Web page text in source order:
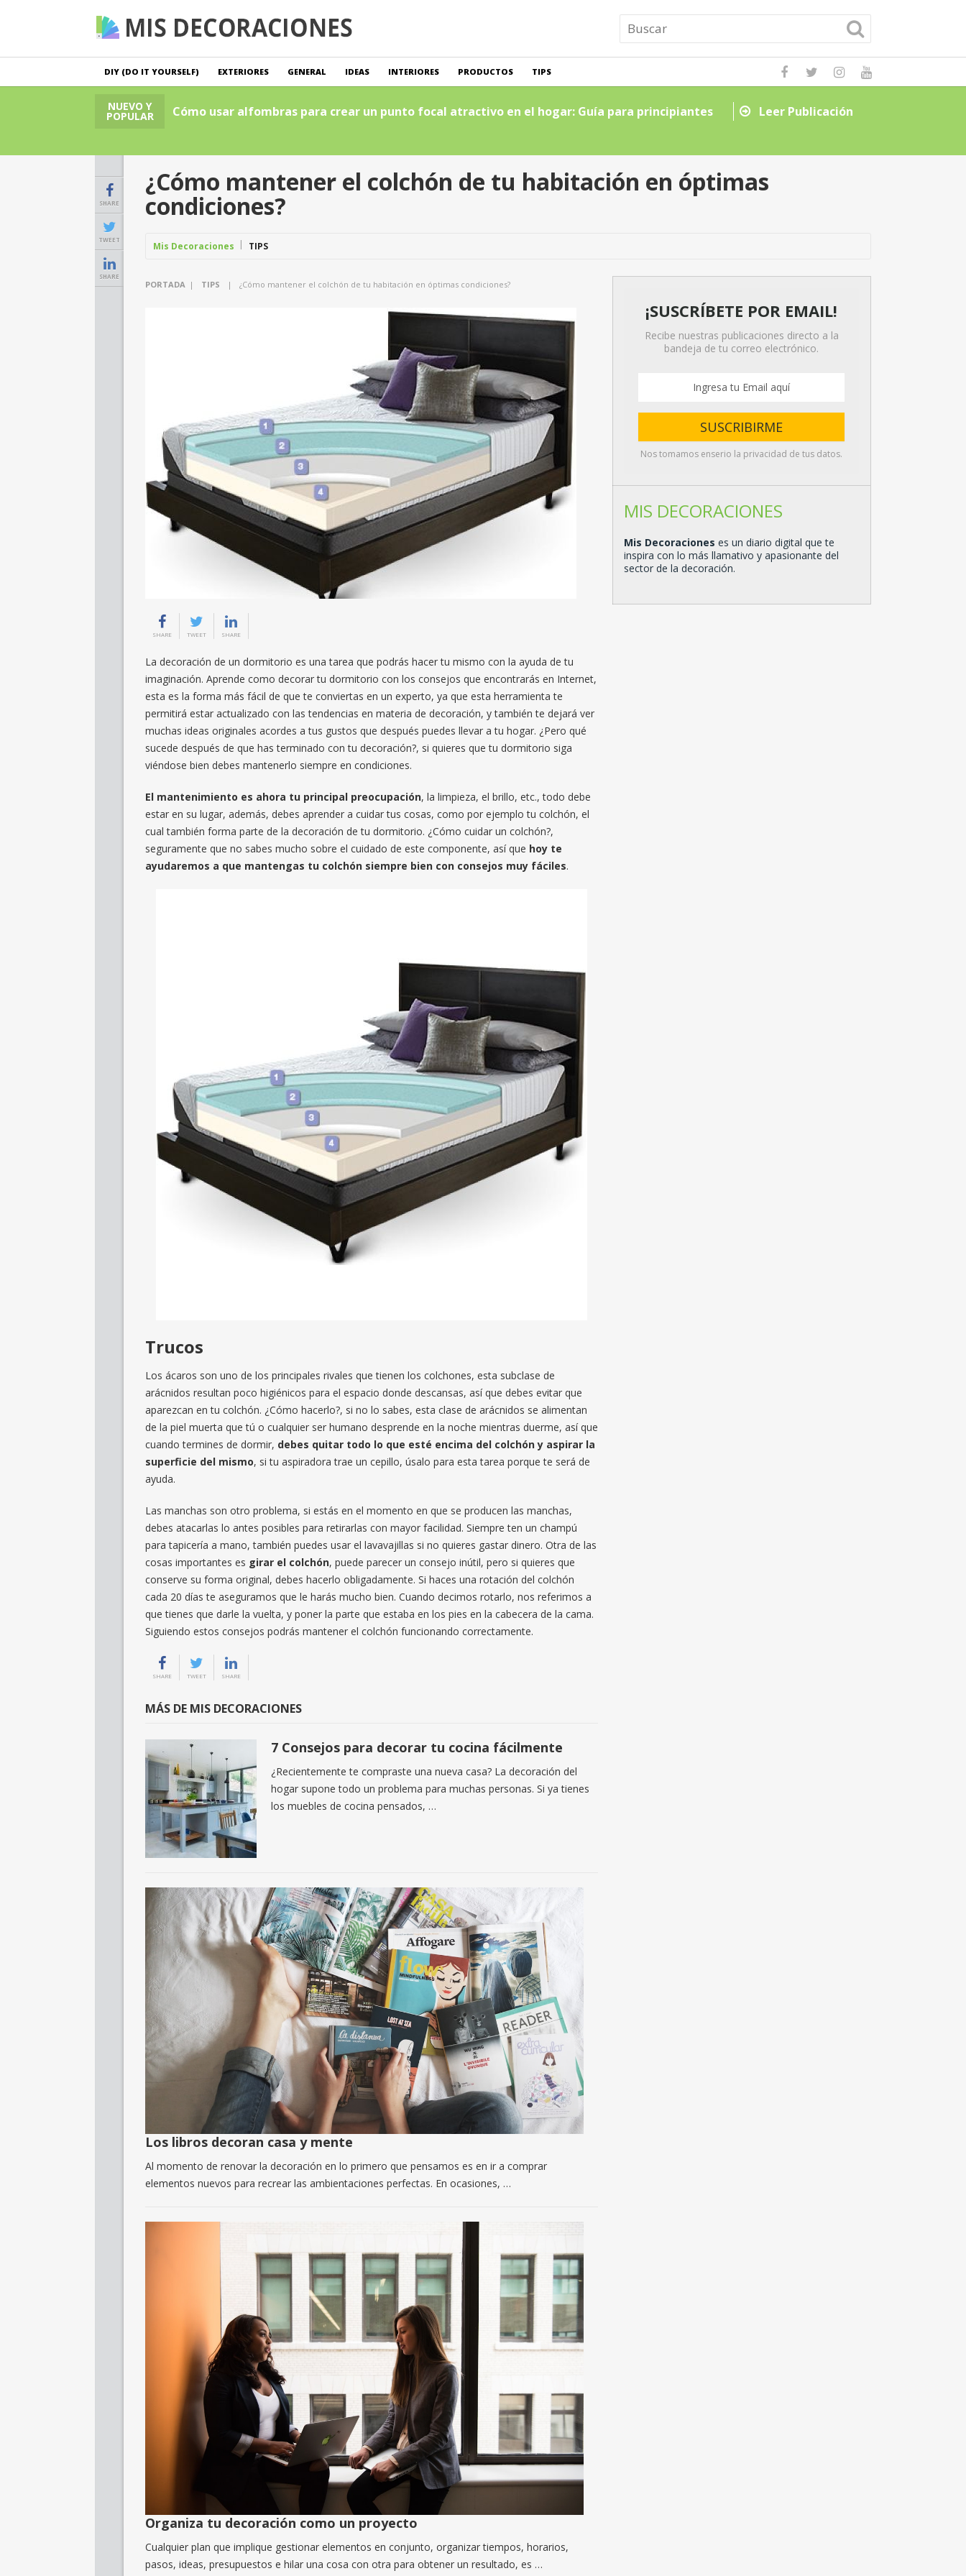
DIY (DO IT YOURSELF) EXTERIORES GENERAL IDEAS INTERIORES PRODUCTOS TIPS
NUEVO Y
POPULAR Cómo usar alfombras para crear un punto focal atractivo en el hogar: Guía para principiantes Leer Publicación
SHARE
TWEET
SHARE
¿Cómo mantener el colchón de tu habitación en óptimas
condiciones?
Mis Decoraciones TIPS
PORTADA | TIPS | ¿Cómo mantener el colchón de tu habitación en óptimas condiciones?
SHARE TWEET SHARE
La decoración de un dormitorio es una tarea que podrás hacer tu mismo con la ayuda de tu
imaginación. Aprende como decorar tu dormitorio con los consejos que encontrarás en Internet,
esta es la forma más fácil de que te conviertas en un experto, ya que esta herramienta te
permitirá estar actualizado con las tendencias en materia de decoración, y también te dejará ver
muchas ideas originales acordes a tus gustos que después puedes llevar a tu hogar. ¿Pero qué
sucede después de que has terminado con tu decoración?, si quieres que tu dormitorio siga
viéndose bien debes mantenerlo siempre en condiciones.
El mantenimiento es ahora tu principal preocupación, la limpieza, el brillo, etc., todo debe
estar en su lugar, además, debes aprender a cuidar tus cosas, como por ejemplo tu colchón, el
cual también forma parte de la decoración de tu dormitorio. ¿Cómo cuidar un colchón?,
seguramente que no sabes mucho sobre el cuidado de este componente, así que hoy te
ayudaremos a que mantengas tu colchón siempre bien con consejos muy fáciles.
Trucos
Los ácaros son uno de los principales rivales que tienen los colchones, esta subclase de
arácnidos resultan poco higiénicos para el espacio donde descansas, así que debes evitar que
aparezcan en tu colchón. ¿Cómo hacerlo?, si no lo sabes, esta clase de arácnidos se alimentan
de la piel muerta que tú o cualquier ser humano desprende en la noche mientras duerme, así que
cuando termines de dormir, debes quitar todo lo que esté encima del colchón y aspirar la
superficie del mismo, si tu aspiradora trae un cepillo, úsalo para esta tarea porque te será de
ayuda.
Las manchas son otro problema, si estás en el momento en que se producen las manchas,
debes atacarlas lo antes posibles para retirarlas con mayor facilidad. Siempre ten un champú
para tapicería a mano, también puedes usar el lavavajillas si no quieres gastar dinero. Otra de las
cosas importantes es girar el colchón, puede parecer un consejo inútil, pero si quieres que
conserve su forma original, debes hacerlo obligadamente. Si haces una rotación del colchón
cada 20 días te aseguramos que le harás mucho bien. Cuando decimos rotarlo, nos referimos a
que tienes que darle la vuelta, y poner la parte que estaba en los pies en la cabecera de la cama.
Siguiendo estos consejos podrás mantener el colchón funcionando correctamente.
SHARE TWEET SHARE
MÁS DE MIS DECORACIONES
7 Consejos para decorar tu cocina fácilmente
¿Recientemente te compraste una nueva casa? La decoración del
hogar supone todo un problema para muchas personas. Si ya tienes
los muebles de cocina pensados, …
Los libros decoran casa y mente
Al momento de renovar la decoración en lo primero que pensamos es en ir a comprar
elementos nuevos para recrear las ambientaciones perfectas. En ocasiones, …
Organiza tu decoración como un proyecto
Cualquier plan que implique gestionar elementos en conjunto, organizar tiempos, horarios,
pasos, ideas, presupuestos e hilar una cosa con otra para obtener un resultado, es …
¡SUSCRÍBETE POR EMAIL!
Recibe nuestras publicaciones directo a la
bandeja de tu correo electrónico.
Nos tomamos enserio la privacidad de tus datos.
MIS DECORACIONES
Mis Decoraciones es un diario digital que te
inspira con lo más llamativo y apasionante del
sector de la decoración.